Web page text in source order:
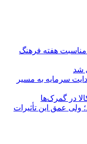
مناسبت هفته فرهنگ
شد
سرمایه به مسیر
در گمرک‌ها
ولی عمق این تأثیرات